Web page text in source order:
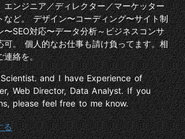
エンジニア／ディレクター／マーケッター
など。 デザイン〜コーディング〜サイト制
〜SEO対応〜データ分析～ビジネスコンサ
可。 個人的なお仕事も請け負ってます。相
連絡を。
and I have Experience of
Web Director, Data Analyst. If you
please feel free to me know.
る